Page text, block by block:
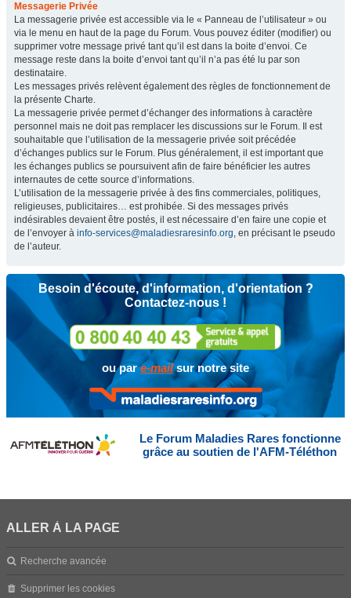
Messagerie Privée
La messagerie privée est accessible via le « Panneau de l’utilisateur » ou
via le menu en haut de la page du Forum. Vous pouvez éditer (modifier) ou
supprimer votre message privé tant qu’il est dans la boite d’envoi. Ce
message reste dans la boite d’envoi tant qu’il n’a pas été lu par son
destinataire.
Les messages privés relèvent également des règles de fonctionnement de
la présente Charte.
La messagerie privée permet d’échanger des informations à caractère
personnel mais ne doit pas remplacer les discussions sur le Forum. Il est
souhaitable que l’utilisation de la messagerie privée soit précédée
d’échanges publics sur le Forum. Plus généralement, il est important que
les échanges publics se poursuivent afin de faire bénéficier les autres
internautes de cette source d’informations.
L’utilisation de la messagerie privée à des fins commerciales, politiques,
religieuses, publicitaires… est prohibée. Si des messages privés
indésirables devaient être postés, il est nécessaire d’en faire une copie et
de l’envoyer à info-services@maladiesraresinfo.org, en précisant le pseudo
de l’auteur.
Besoin d'écoute, d'information, d'orientation ?
Contactez-nous !
ou pare-mailsur notre site
Le Forum Maladies Rares fonctionne
grâce au soutien de l'AFM-Téléthon
ALLER À LA PAGE
Recherche avancée
Supprimer les cookies